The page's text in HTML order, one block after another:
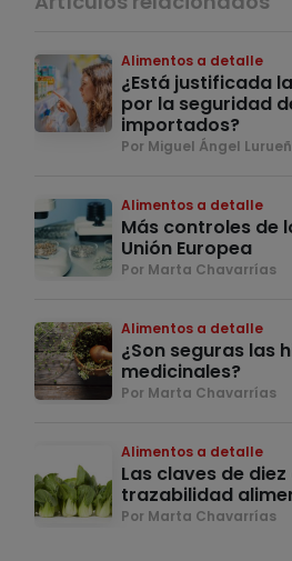
Alimentos a detalle
¿Está justificada
por la seguridad
importados?
Por Miguel Ángel
Alimentos a detalle
Más controles de
Unión Europea
Por Marta Chavarrías
Alimentos a detalle
¿Son seguras las
medicinales?
Por Marta Chavarrías
Alimentos a detalle
Las claves de
trazabilidad
Por Marta Chavarrías